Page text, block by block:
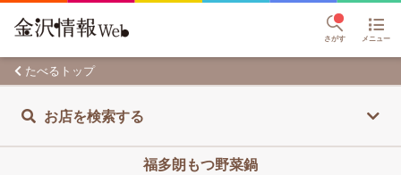
さがす メニュー
たべるトップ
お店を検索する
福多朗もつ野菜鍋